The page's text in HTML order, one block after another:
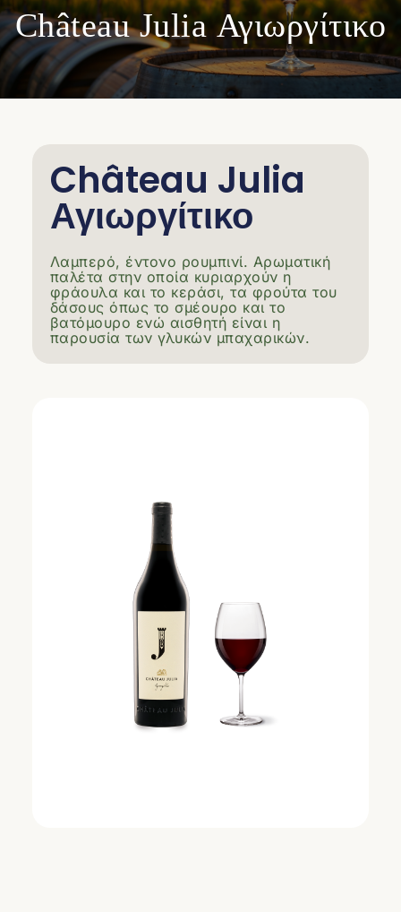
Château Julia Αγιωργίτικο
Château Julia
Αγιωργίτικο
Λαμπερό, έντονο ρουμπινί. Αρωματική
παλέτα στην οποία κυριαρχούν η
φράουλα και το κεράσι, τα φρούτα του
δάσους όπως το σμέουρο και το
βατόμουρο ενώ αισθητή είναι η
παρουσία των γλυκών μπαχαρικών.